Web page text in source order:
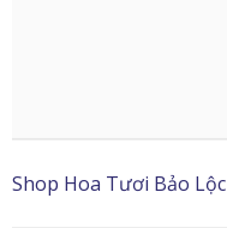
Shop Hoa Tươi Bảo Lộc